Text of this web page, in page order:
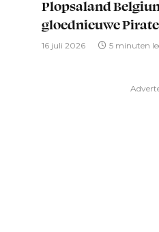
Plopsaland
gloednieuwe
16 juli 2026 5 minuten